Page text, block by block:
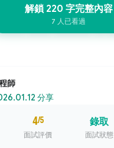
解鎖 220 字完整內容
7 人已看過
師
分享
4/5
面試評價
錄取
面試狀態